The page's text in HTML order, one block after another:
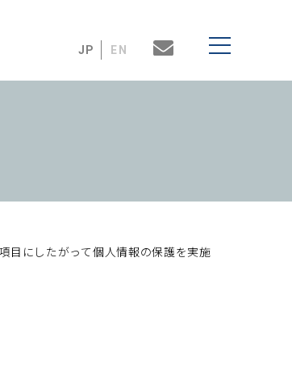
JP EN
目にしたがって個人情報の保護を実施